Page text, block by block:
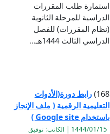
استمارة طلب المقررات
الدراسية للمرحلة الثانوية
(نظام المقررات) للفصل
الدراسي الثالث 1444هـ...
168) رابط دورة(الأدوات
التعليمية الرقمية ( ملف الإنجاز
باستخدام Google site )
1444/01/15 | الكاتب: توفيق